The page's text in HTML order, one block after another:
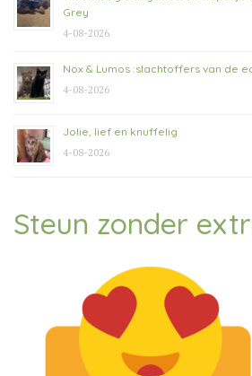
Grey
4-08-2026
Nox & Lumos :slachtoffers van de
4-08-2026
Jolie, lief en knuffelig
4-08-2026
Steun zonder